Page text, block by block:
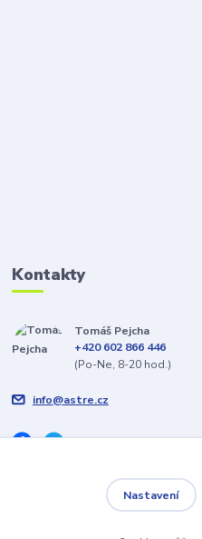
Kontakty
Tomáš Pejcha
+420 602 866 446
(Po-Ne, 8-20 hod.)
info@astre.cz
Nastavení